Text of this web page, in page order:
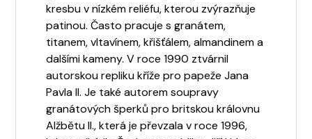
kresbu v nízkém reliéfu, kterou zvýrazňuje
patinou. Často pracuje s granátem,
titanem, vltavínem, křišťálem, almandinem a
dalšími kameny. V roce 1990 ztvárnil
autorskou repliku kříže pro papeže Jana
Pavla II. Je také autorem soupravy
granátových šperků pro britskou královnu
Alžbětu II., která je převzala v roce 1996,